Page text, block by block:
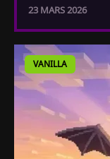
23 MARS 2026
VANILLA